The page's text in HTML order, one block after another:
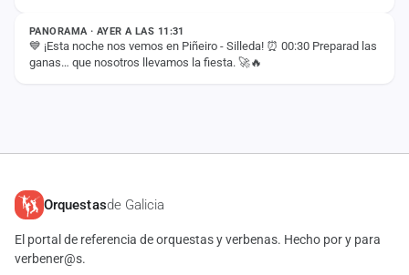
PANORAMA · AYER A LAS 11:31
💙 ¡Esta noche nos vemos en Piñeiro - Silleda! ⏰ 00:30 Preparad las
ganas… que nosotros llevamos la fiesta. 🚀🔥
Orquestasde Galicia
El portal de referencia de orquestas y verbenas. Hecho por y para
verbener@s.